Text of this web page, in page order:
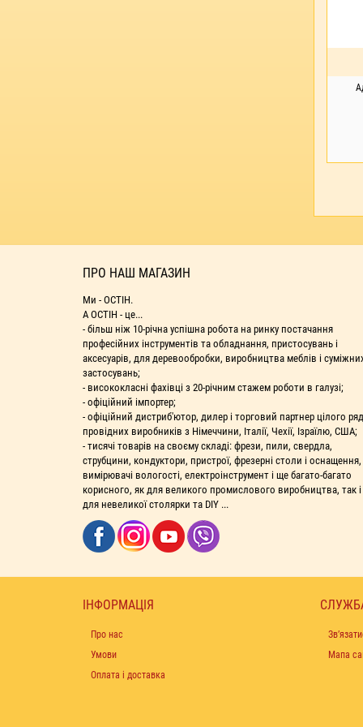
ПРО НАШ МАГАЗИН
Ми - ОСТІН.
А ОСТІН - це...
- більш ніж 10-річна успішна робота на ринку постачання
професійних інструментів та обладнання, пристосувань і
аксесуарів, для деревообробки, виробництва меблів і
застосувань;
- висококласні фахівці з 20-річним стажем роботи в галузі;
- офіційний імпортер;
- офіційний дистриб'ютор, дилер і торговий партнер цілого
провідних виробників з Німеччини, Італії, Чехії, Ізраїлю, США;
- тисячі товарів на своєму складі: фрези, пили, свердла,
струбцини, кондуктори, пристрої, фрезерні столи і оснащення,
вимірювачі вологості, електроінструмент і ще багато-багато
корисного, як для великого промислового виробництва, так і
для невеликої столярки та DIY ...
ІНФОРМАЦІЯ
Про нас
Умови
Оплата і доставка
Мапа